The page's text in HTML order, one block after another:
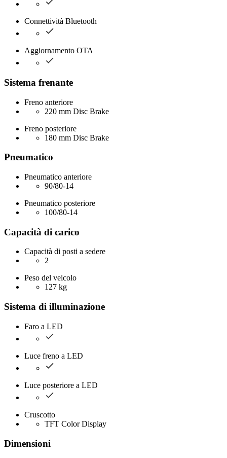
Connettività Bluetooth
Aggiornamento OTA
Sistema frenante
Freno anteriore
220 mm Disc Brake
Freno posteriore
180 mm Disc Brake
Pneumatico
Pneumatico anteriore
90/80-14
Pneumatico posteriore
100/80-14
Capacità di carico
Capacità di posti a sedere
2
Peso del veicolo
127 kg
Sistema di illuminazione
Faro a LED
Luce freno a LED
Luce posteriore a LED
Cruscotto
TFT Color Display
Dimensioni